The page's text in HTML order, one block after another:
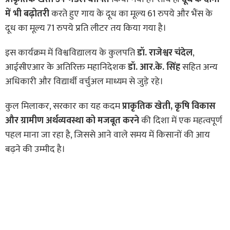
में भी बढ़ोतरीकरते हुए गाय के दूध का मूल्य 61 रुपये और भैंस के
दूध का मूल्य 71 रुपये प्रति लीटर तय किया गया है।
इस कार्यक्रम में विश्वविद्यालय के कुलपतिडॉ. राजेश्वर चंदेल,
आईसीएआर के अतिरिक्त महानिदेशकडॉ. आर.के. सिंहसहित अन्य
अधिकारी और विद्यार्थी वर्चुअल माध्यम से जुड़े रहे।
कुल मिलाकर, सरकार का यह कदमप्राकृतिक खेती, कृषि विकास
और ग्रामीण अर्थव्यवस्था को मजबूत करनेकी दिशा में एक महत्वपूर्ण
पहल माना जा रहा है, जिससे आने वाले समय में किसानों की आय
बढ़ने की उम्मीद है।